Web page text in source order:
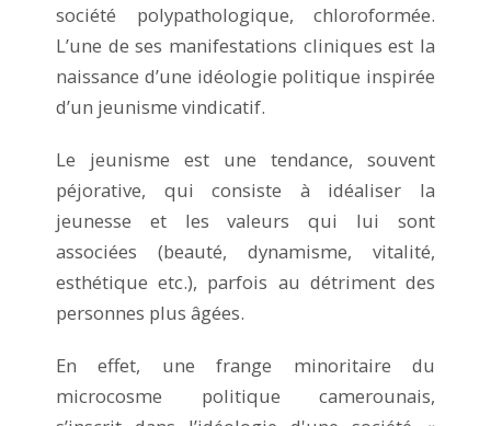
société polypathologique, chloroformée.
L’une de ses manifestations cliniques est la
naissance d’une idéologie politique inspirée
d’un jeunisme vindicatif.
Le jeunisme est une tendance, souvent
péjorative, qui consiste à idéaliser la
jeunesse et les valeurs qui lui sont
associées (beauté, dynamisme, vitalité,
esthétique etc.), parfois au détriment des
personnes plus âgées.
En effet, une frange minoritaire du
microcosme politique camerounais,